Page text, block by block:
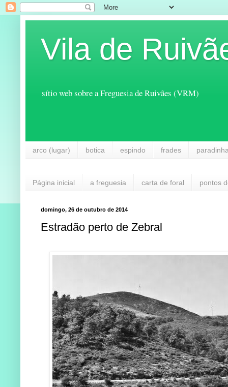
Vila de
sítio web sobre a Freguesia de Ruivães (VRM)
arco (lugar) botica espindo frades
Página inicial a freguesia carta de foral pontos
domingo, 26 de outubro de 2014
Estradão perto de Zebral